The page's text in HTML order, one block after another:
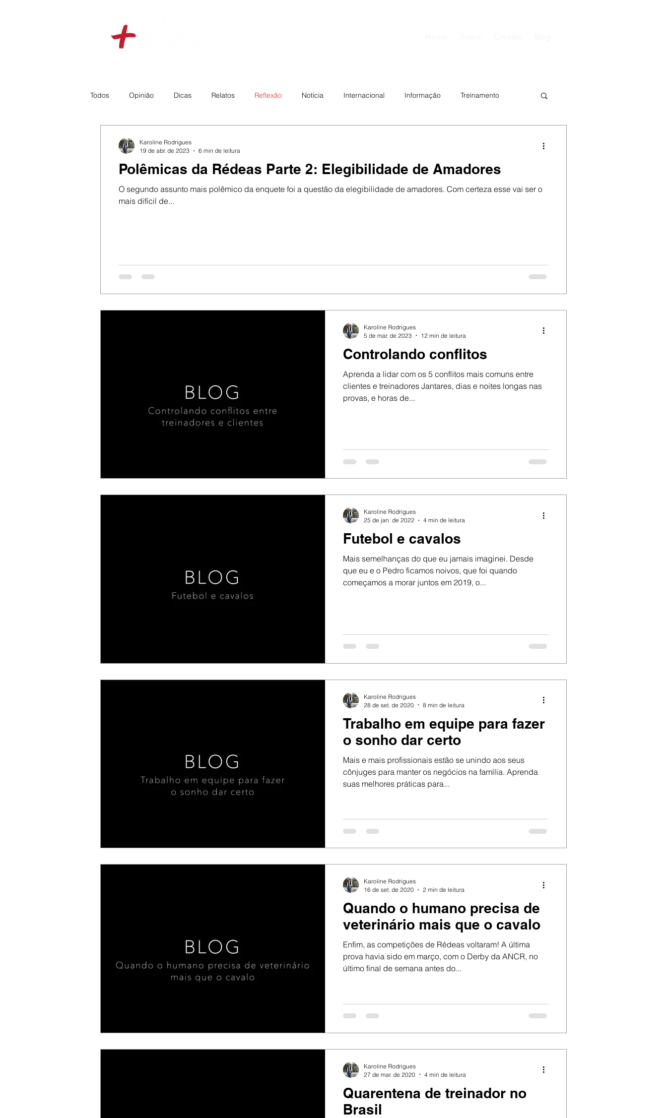
Todos Opinião Dicas Relatos Reflexão Notícia Internacional Informação Treinamento
Tecnologia Regulamentos
Polêmicas da Rédeas Parte 2: Elegibilidade de Amadores
O segundo assunto mais polêmico da enquete foi a questão da elegibilidade de amadores. Com certeza esse vai ser o
mais difícil de...
Karoline Rodrigues
19 de abr. de 2023
6 min de leitura
Controlando conflitos
Aprenda a lidar com os 5 conflitos mais comuns entre
clientes e treinadores Jantares, dias e noites longas nas
provas, e horas de...
Karoline Rodrigues
5 de mar. de 2023
12 min de leitura
Futebol e cavalos
Mais semelhanças do que eu jamais imaginei. Desde
que eu e o Pedro ficamos noivos, que foi quando
começamos a morar juntos em 2019, o...
Karoline Rodrigues
25 de jan. de 2022
4 min de leitura
Trabalho em equipe para fazer
o sonho dar certo
Mais e mais profissionais estão se unindo aos seus
cônjuges para manter os negócios na família. Aprenda
suas melhores práticas para...
Karoline Rodrigues
28 de set. de 2020
8 min de leitura
Quando o humano precisa de
veterinário mais que o cavalo
Enfim, as competições de Rédeas voltaram! A última
prova havia sido em março, com o Derby da ANCR, no
último final de semana antes do...
Karoline Rodrigues
16 de set. de 2020
2 min de leitura
Quarentena de treinador no
Brasil
Karoline Rodrigues
27 de mar. de 2020
4 min de leitura